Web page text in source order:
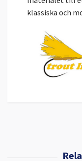
klassiska och